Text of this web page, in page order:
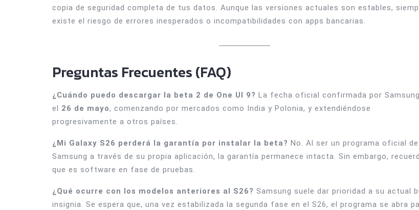
copia de seguridad completa de tus datos. Aunque las versiones actuales son estables,
existe el riesgo de errores inesperados o incompatibilidades con apps bancarias.
Preguntas Frecuentes (FAQ)
¿Cuándo puedo descargar la beta 2 de One UI 9? La fecha oficial confirmada por
el 26 de mayo, comenzando por mercados como India y Polonia, y extendiéndose
progresivamente a otros países.
¿Mi Galaxy S26 perderá la garantía por instalar la beta? No. Al ser un programa oficial de
Samsung a través de su propia aplicación, la garantía permanece intacta. Sin embargo,
que es software en fase de pruebas.
¿Qué ocurre con los modelos anteriores al S26? Samsung suele dar prioridad a su actual
insignia. Se espera que, una vez estabilizada la segunda fase en el S26, el programa se abra